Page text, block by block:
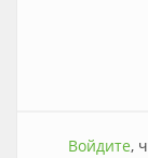
Войдите,